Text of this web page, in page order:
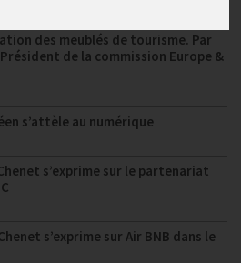
des meublés de tourisme. Par
de la commission Europe &
s’attèle au numérique
s’exprime sur le partenariat
s’exprime sur Air BNB dans le